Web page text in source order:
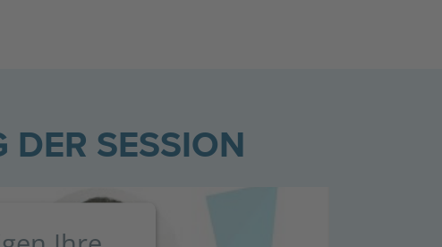
SESSION